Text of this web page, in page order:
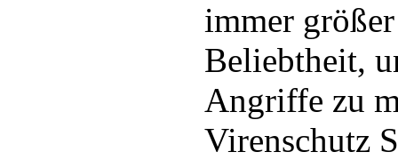
immer
Beliebtheit,
Angriffe zu
Virenschutz